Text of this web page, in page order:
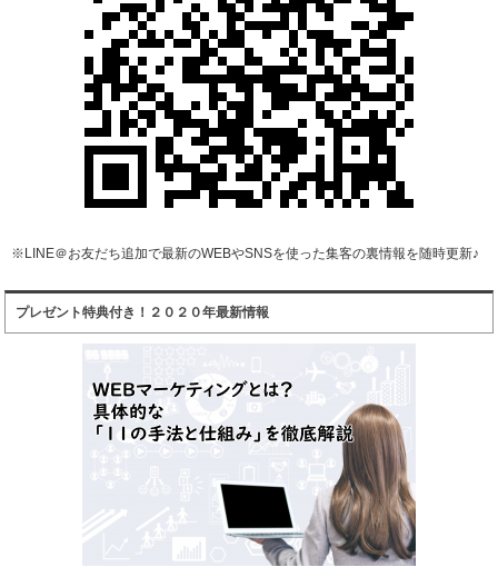
※LINE＠お友だち追加で最新のWEBやSNSを使った集客の裏情報を随時更新♪
プレゼント特典付き！２０２０年最新情報